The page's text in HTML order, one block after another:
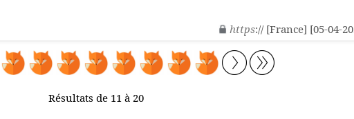
https:// [France] [05-04-
Résultats de 11 à 20